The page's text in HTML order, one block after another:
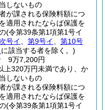
しないもの
が課される保険料額につ
適用されたならば保護を
(令第39条第1項第1号イ
次号イ 第9号イ
第10号
に該当する者を除く。)
9万7,200円
上320万円未満であり、か
しないもの
が課される保険料額につ
適用されたならば保護を
(令第39条第1項第1号イ